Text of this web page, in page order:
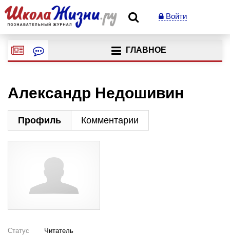
Войти
ГЛАВНОЕ
Александр Недошивин
Профиль Комментарии
Статус
Читатель